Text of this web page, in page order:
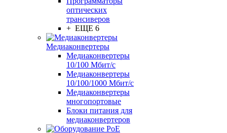
оптических
трансиверов
+ ЕЩЕ 6
Медиаконвертеры
Медиаконвертеры
10/100 Мбит/с
Медиаконвертеры
10/100/1000 Мбит/c
Медиаконвертеры
многопортовые
Блоки питания для
медиаконвертеров